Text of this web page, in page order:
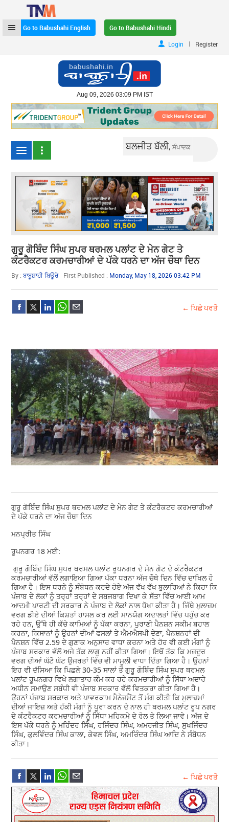
Go to Babushahi English
Go to Babushahi Hindi
Login
| Register
Aug 09, 2026 03:09 PM IST
ਬਲਜੀਤ ਬੱਲੀ,ਸੰਪਾਦਕ
ਗੁਰੂ ਗੋਬਿੰਦ ਸਿੰਘ ਸੁਪਰ ਥਰਮਲ ਪਲਾਂਟ ਦੇ ਮੇਨ ਗੇਟ ਤੇ
ਕੰਟਰੈਕਟਰ ਕਰਮਚਾਰੀਆਂ ਦੇ ਪੱਕੇ ਧਰਨੇ ਦਾ ਅੱਜ ਚੌਥਾ ਦਿਨ
By :ਬਾਬੂਸ਼ਾਹੀ ਬਿਊਰੋ First Published : Monday, May 18, 2026 03:42 PM
← ਪਿਛੇ ਪਰਤੋ
ਗੁਰੂ ਗੋਬਿੰਦ ਸਿੰਘ ਸੁਪਰ ਥਰਮਲ ਪਲਾਂਟ ਦੇ ਮੇਨ ਗੇਟ ਤੇ ਕੰਟਰੈਕਟਰ ਕਰਮਚਾਰੀਆਂ
ਦੇ ਪੱਕੇ ਧਰਨੇ ਦਾ ਅੱਜ ਚੌਥਾ ਦਿਨ
ਮਨਪ੍ਰੀਤ ਸਿੰਘ
ਰੂਪਨਗਰ 18 ਮਈ:
ਗੁਰੂ ਗੋਬਿੰਦ ਸਿੰਘ ਸੁਪਰ ਥਰਮਲ ਪਲਾਂਟ ਰੂਪਨਗਰ ਦੇ ਮੇਨ ਗੇਟ ਦੇ ਕੰਟਰੈਕਟਰ
ਕਰਮਚਾਰੀਆਂ ਵੱਲੋਂ ਲਗਾਇਆ ਗਿਆ ਪੱਕਾ ਧਰਨਾ ਅੱਜ ਚੌਥੇ ਦਿਨ ਵਿੱਚ ਦਾਖਿਲ ਹੋ
ਗਿਆ ਹੈ। ਇਸ ਧਰਨੇ ਨੂੰ ਸੰਬੋਧਨ ਕਰਦੇ ਹੋਏ ਅੱਜ ਵੱਖ ਵੱਖ ਬੁਲਾਰਿਆਂ ਨੇ ਕਿਹਾ ਕਿ
ਪੰਜਾਬ ਦੇ ਲੋਕਾਂ ਨੂੰ ਤਰ੍ਹਾਂ ਤਰ੍ਹਾਂ ਦੇ ਸਬਜਬਾਗ ਦਿਖਾ ਕੇ ਸੱਤਾ ਵਿੱਚ ਆਈ ਆਮ
ਆਦਮੀ ਪਾਰਟੀ ਦੀ ਸਰਕਾਰ ਨੇ ਪੰਜਾਬ ਦੇ ਲੋਕਾਂ ਨਾਲ ਧੋਖਾ ਕੀਤਾ ਹੈ। ਜਿੱਥੇ ਮੁਲਾਜ਼ਮ
ਵਰਗ ਡੀਏ ਦੀਆਂ ਕਿਸ਼ਤਾਂ ਹਾਸਲ ਕਰ ਲਈ ਮਾਨਯੋਗ ਅਦਾਲਤਾਂ ਵਿੱਚ ਪਹੁੰਚ ਕਰ
ਰਹੇ ਹਨ, ਉੱਥੇ ਹੀ ਕੱਚੇ ਕਾਮਿਆਂ ਨੂੰ ਪੱਕਾ ਕਰਨਾ, ਪੁਰਾਣੀ ਪੈਨਸ਼ਨ ਸਕੀਮ ਬਹਾਲ
ਕਰਨਾ, ਕਿਸਾਨਾਂ ਨੂੰ ਉਹਨਾਂ ਦੀਆਂ ਫਸਲਾਂ ਤੇ ਐਮਐਸਪੀ ਦੇਣਾ, ਪੈਨਸ਼ਨਰਾਂ ਦੀ
ਪੈਨਸ਼ਨ ਵਿੱਚ 2.59 ਦੇ ਗੁਣਾਕ ਅਨੁਸਾਰ ਵਾਧਾ ਕਰਨਾ ਅਤੇ ਹੋਰ ਵੀ ਕਈ ਮੰਗਾਂ ਨੂੰ
ਪੰਜਾਬ ਸਰਕਾਰ ਵੱਲੋਂ ਅਜੇ ਤੱਕ ਲਾਗੂ ਨਹੀਂ ਕੀਤਾ ਗਿਆ। ਇਥੋਂ ਤੱਕ ਕਿ ਮਜ਼ਦੂਰ
ਵਰਗ ਦੀਆਂ ਘੱਟੋ ਘੱਟ ਉਜਰਤਾਂ ਵਿੱਚ ਵੀ ਮਾਮੂਲੀ ਵਾਧਾ ਦਿੱਤਾ ਗਿਆ ਹੈ। ਉਹਨਾਂ
ਇਹ ਵੀ ਦੱਸਿਆ ਕਿ ਪਿਛਲੇ 30-35 ਸਾਲਾਂ ਤੋਂ ਗੁਰੂ ਗੋਬਿੰਦ ਸਿੰਘ ਸੁਪਰ ਥਰਮਲ
ਪਲਾਂਟ ਰੂਪਨਗਰ ਵਿਖੇ ਲਗਾਤਾਰ ਕੰਮ ਕਰ ਰਹੇ ਕਰਮਚਾਰੀਆਂ ਨੂੰ ਸਿੱਧਾ ਅਦਾਰੇ
ਅਧੀਨ ਸਮਾਉਣ ਸਬੰਧੀ ਵੀ ਪੰਜਾਬ ਸਰਕਾਰ ਵੱਲੋਂ ਵਿਤਕਰਾ ਕੀਤਾ ਗਿਆ ਹੈ।
ਉਹਨਾਂ ਪੰਜਾਬ ਸਰਕਾਰ ਅਤੇ ਪਾਵਰਕਾਮ ਮੈਨੇਜਮੈਂਟ ਤੋਂ ਮੰਗ ਕੀਤੀ ਕਿ ਮੁਲਾਜ਼ਮਾਂ
ਦੀਆਂ ਜਾਇਜ਼ ਅਤੇ ਹੱਕੀ ਮੰਗਾਂ ਨੂੰ ਪੂਰਾ ਕਰਨ ਦੇ ਨਾਲ ਹੀ ਥਰਮਲ ਪਲਾਂਟ ਰੂਪ ਨਗਰ
ਦੇ ਕੰਟਰੈਕਟਰ ਕਰਮਚਾਰੀਆਂ ਨੂੰ ਸਿੱਧਾ ਮਹਿਕਮੇ ਦੇ ਰੋਲ ਤੇ ਲਿਆ ਜਾਵੇ। ਅੱਜ ਦੇ
ਇਸ ਪੱਕੇ ਧਰਨੇ ਨੂੰ ਮਹਿੰਦਰ ਸਿੰਘ, ਰਜਿੰਦਰ ਸਿੰਘ, ਅਮਰਜੀਤ ਸਿੰਘ, ਸੁਖਜਿੰਦਰ
ਸਿੰਘ, ਕੁਲਵਿੰਦਰ ਸਿੰਘ ਕਾਲਾ, ਕੇਵਲ ਸਿੰਘ, ਅਮਰਿੰਦਰ ਸਿੰਘ ਆਦਿ ਨੇ ਸੰਬੋਧਨ
ਕੀਤਾ।
← ਪਿਛੇ ਪਰਤੋ